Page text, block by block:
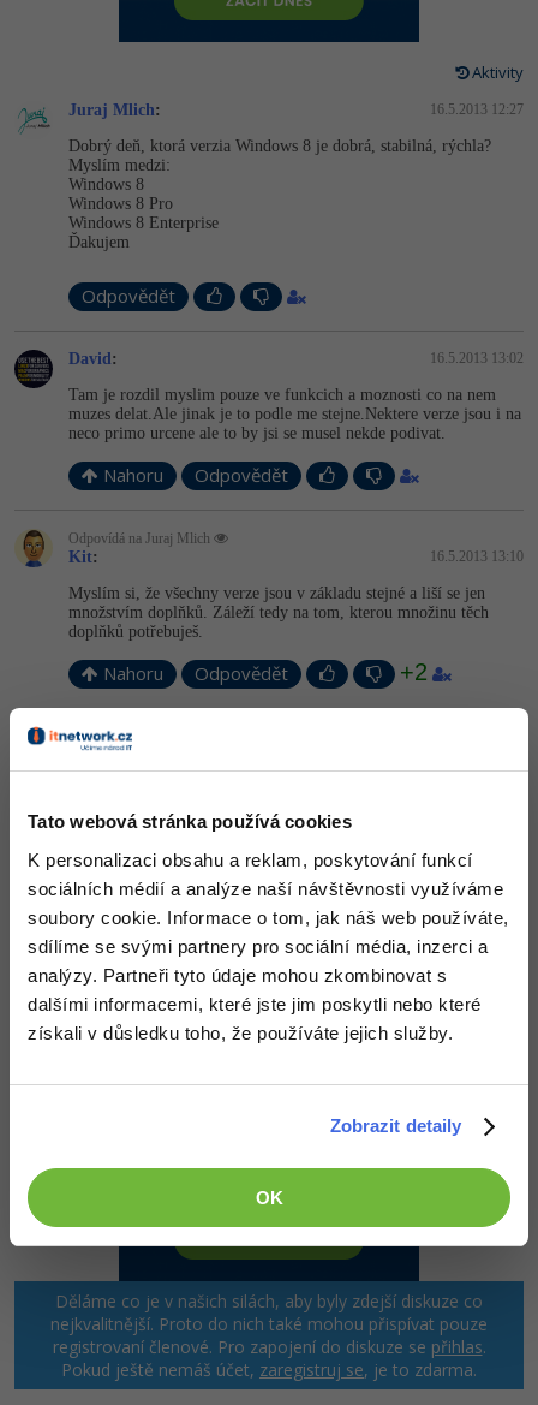
Tato webová stránka používá cookies
K personalizaci obsahu a reklam, poskytování funkcí
sociálních médií a analýze naší návštěvnosti využíváme
soubory cookie. Informace o tom, jak náš web používáte,
sdílíme se svými partnery pro sociální média, inzerci a
analýzy. Partneři tyto údaje mohou zkombinovat s
dalšími informacemi, které jste jim poskytli nebo které
získali v důsledku toho, že používáte jejich služby.
Zobrazit detaily
OK
HTML5, CSS3, Bootstrap, SEO
SQL a databáze
Testování a verzování
UML a návrhové vzory
ASP.NET MVC
Django
Best practices
PHP
JavaScript
Python
HTML / CSS
MS-SQL
SQLite
Vývojář mobilních aplikací
Webdesigner
Tester
Systémový administrátor
3D grafik
Projektový manažer
Copywriter
WordPress specialista
SEO specialista
-80%
PHP
C++
Swift -80%
Kotlin -80%
VB.NET
SQL
Návrh SW
Algoritmy
Umělá inteligence (AI)
Více
Fórum
Digitální gramotnost
WordPress
SEO
UX
Business
Copywriting -30%
MS Office -80%
Google Dokumenty
Time management
Windows
Linux
Kybernetická bezpečnost
Elektronický podpis
Fórum
Kurzy designu
HTML/CSS -80%
-80%
-30%
-15%
Adobe InDesign -25%
Adobe After Effects
Pro firmy
Aktivity
Juraj Mlich: 16.5.2013 12:27
Dobrý deň, ktorá verzia Windows 8 je dobrá, stabilná, rýchla?
Myslím medzi:
Windows 8
Windows 8 Pro
Windows 8 Enterprise
Ďakujem
Odpovědět
David: 16.5.2013 13:02
Tam je rozdil myslim pouze ve funkcich a moznosti co na nem
muzes delat.Ale jinak je to podle me stejne.Nektere verze jsou i na
neco primo urcene ale to by jsi se musel nekde podivat.
Nahoru Odpovědět
Odpovídá na Juraj Mlich
Kit: 16.5.2013 13:10
Myslím si, že všechny verze jsou v základu stejné a liší se jen
množstvím doplňků. Záleží tedy na tom, kterou množinu těch
doplňků potřebuješ.
Nahoru Odpovědět +2
Martin Dráb
Pokud od Windows nepožaduješ nic speciálního, myslím, že by ti
nejsou nějaká omezení co se týče například síťových nastavení.
což může způsobovat menší svižnost systému. Proto bych být
tebou nepořizoval luxusnější verzi, pokud ji opravdu nepotřebuješ.
Nahoru Odpovědět
Děláme co je v našich silách, aby byly zdejší diskuze co
nejkvalitnější. Proto do nich také mohou přispívat pouze
registrovaní členové. Pro zapojení do diskuze se přihlas.
Pokud ještě nemáš účet, zaregistruj se, je to zdarma.